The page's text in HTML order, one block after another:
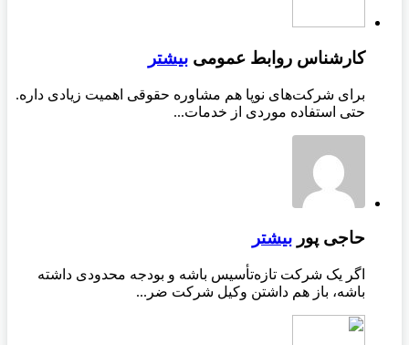
کارشناس روابط عمومی بیشتر
برای شرکت‌های نوپا هم مشاوره حقوقی اهمیت زیادی داره.
حتی استفاده موردی از خدمات...
حاجی پور بیشتر
اگر یک شرکت تازه‌تأسیس باشه و بودجه محدودی داشته
باشه، باز هم داشتن وکیل شرکت ضر...